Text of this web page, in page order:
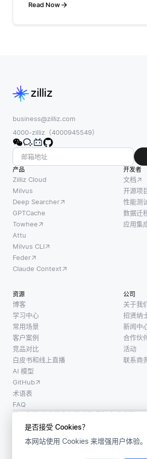
是否接受 Cookies？
本网站使用 Cookies 来增强用户体验。
系统使用算法和
或欺诈行为。通过分析历史数
Read Now
business@zilliz.com
4000-zilliz（4000945549）
产品
Zilliz Cloud
Milvus
Deep Searcher
GPTCache
Towhee
Attu
Milvus CLI
Feder
Claude Context
开发者
文档
开源项
性能测
数据迁
应用集
资源
博客
学习中心
常用场景
客户案例
竞品对比
白皮书和线上直播
AI 模型
GitHub
术语表
FAQ
公司
关于我
招贤纳
新闻中
合作伙
活动
联系商
使用条款·个人信息保护政策·数据安全政策
LF AI、LF AI & Data、Milvus，以及相关的开源
Foundation 所有商标
版权所有 ©2026 上海赜睿信息科技有限公司保留
沪公